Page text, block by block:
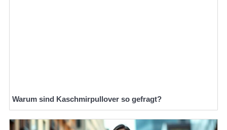
Warum sind Kaschmirpullover so gefragt?